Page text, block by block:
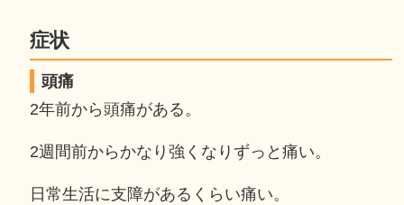
症状
頭痛
2年前から頭痛がある。
2週間前からかなり強くなりずっと痛い。
日常生活に支障があるくらい痛い。